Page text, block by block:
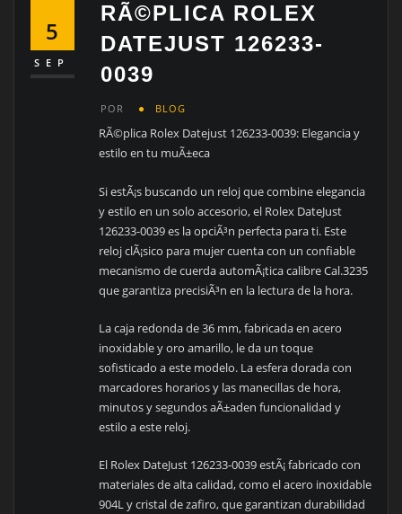
5
SEP
RÃ©PLICA ROLEX
DATEJUST 126233-
0039
POR BLOG
RÃ©plica Rolex Datejust 126233-0039: Elegancia y
estilo en tu muÃ±eca
Si estÃ¡s buscando un reloj que combine elegancia
y estilo en un solo accesorio, el Rolex DateJust
126233-0039 es la opciÃ³n perfecta para ti. Este
reloj clÃ¡sico para mujer cuenta con un confiable
mecanismo de cuerda automÃ¡tica calibre Cal.3235
que garantiza precisiÃ³n en la lectura de la hora.
La caja redonda de 36 mm, fabricada en acero
inoxidable y oro amarillo, le da un toque
sofisticado a este modelo. La esfera dorada con
marcadores horarios y las manecillas de hora,
minutos y segundos aÃ±aden funcionalidad y
estilo a este reloj.
El Rolex DateJust 126233-0039 estÃ¡ fabricado con
materiales de alta calidad, como el acero inoxidable
904L y cristal de zafiro, que garantizan durabilidad